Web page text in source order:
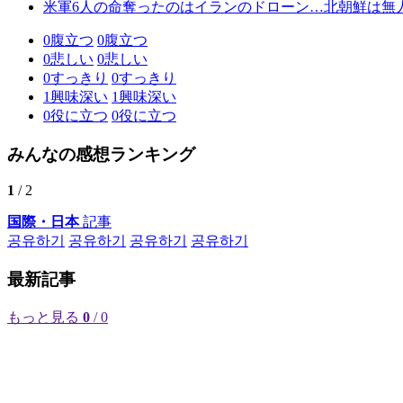
米軍6人の命奪ったのはイランのドローン…北朝鮮は無
0腹立つ 0腹立つ
0悲しい 0悲しい
0すっきり 0すっきり
1興味深い 1興味深い
0役に立つ 0役に立つ
みんなの感想ランキング
1 / 2
国際・日本記事
공유하기
공유하기 공유하기 공유하기
最新記事
もっと見る 0 / 0